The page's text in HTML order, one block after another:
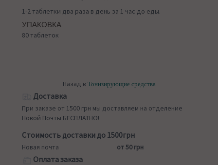
1-2 таблетки два раза в день за 1 час до еды.
УПАКОВКА
80 таблеток
Назад в Тонизирующие средства
Доставка
При заказе от 1500 грн мы доставляем на отделение
Новой Почты БЕСПЛАТНО!
Стоимость доставки до 1500грн
Новая почта от 50 грн
Оплата заказа